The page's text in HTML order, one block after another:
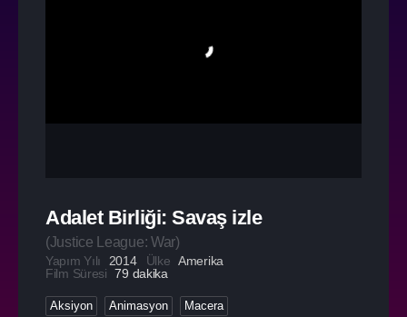
Adalet Birliği: Savaş izle
(Justice League: War)
Yapım Yılı 2014 Ülke Amerika
Film Süresi 79 dakika
Aksiyon Animasyon Macera